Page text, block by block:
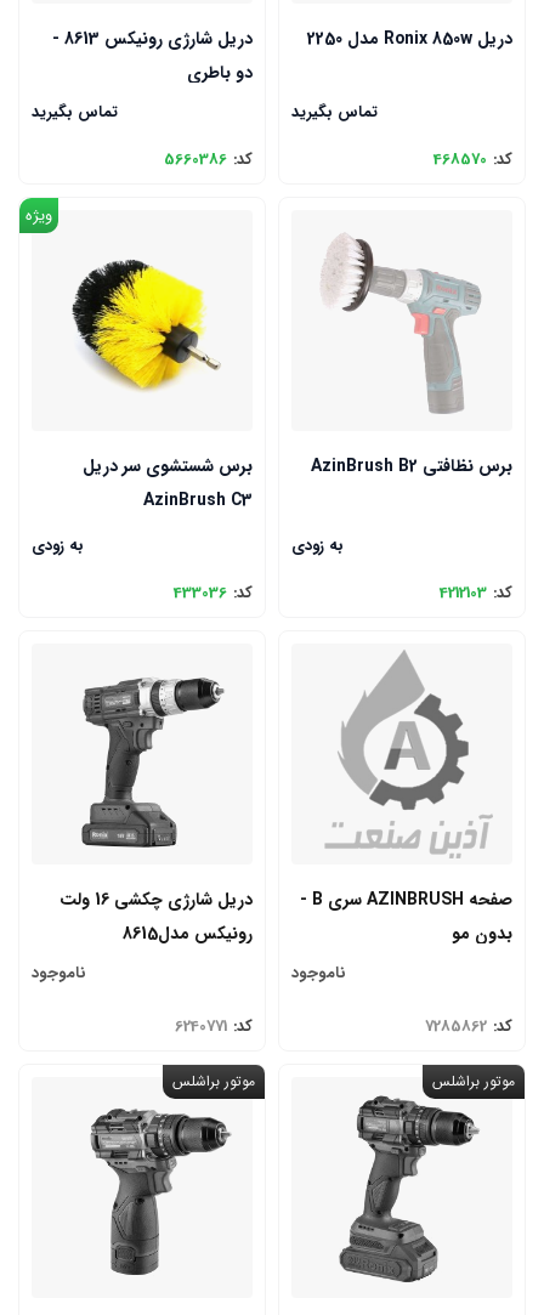
دریل Ronix 850w مدل 2250
تماس بگیرید
کد: 468570
دریل شارژی رونیکس 8613 -
دو باطری
تماس بگیرید
کد: 5660386
برس نظافتی AzinBrush B2
به زودی
کد: 4212103
ویژه
برس شستشوی سر دریل
AzinBrush C3
به زودی
کد: 433036
صفحه AZINBRUSH سری B -
بدون مو
ناموجود
کد: 7285862
دریل شارژی چکشی 16 ولت
رونیکس مدل8615
ناموجود
کد: 6240771
موتور براشلس موتور براشلس